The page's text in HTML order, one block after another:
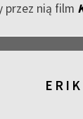
przez nią film